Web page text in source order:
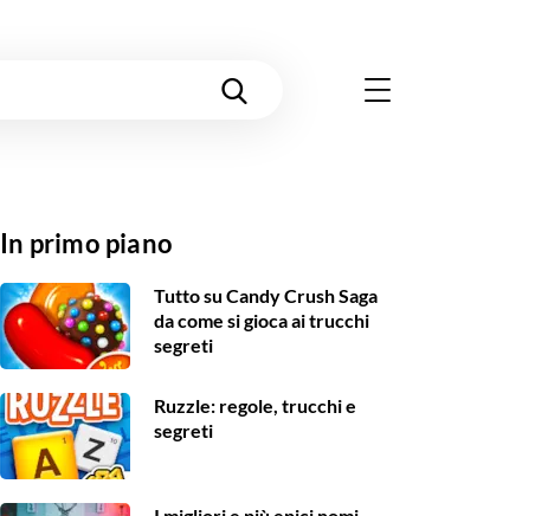
In primo piano
Tutto su Candy Crush Saga
da come si gioca ai trucchi
segreti
Ruzzle: regole, trucchi e
segreti